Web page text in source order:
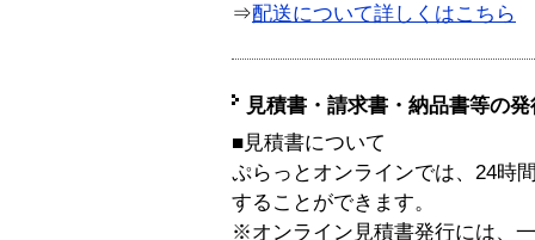
⇒配送について詳しくはこちら
見積書・請求書・納品書等の
■見積書について
ぷらっとオンラインでは、24時
することができます。
※オンライン見積書発行には、